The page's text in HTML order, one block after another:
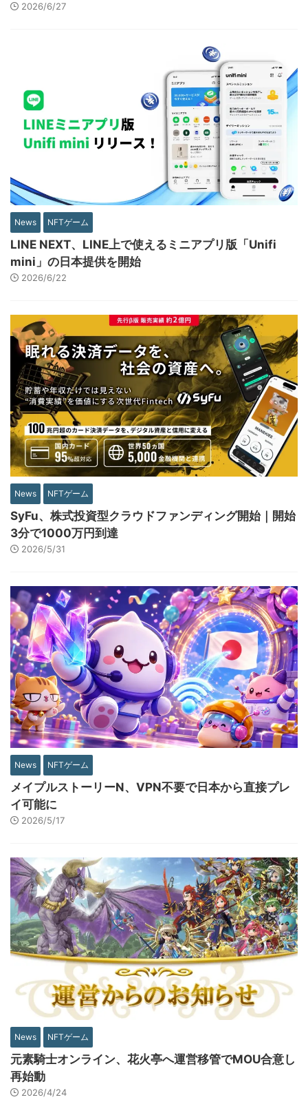
2026/6/27
News NFTゲーム
LINE NEXT、LINE上で使えるミニアプリ版「Unifi
mini」の日本提供を開始
2026/6/22
News NFTゲーム
SyFu、株式投資型クラウドファンディング開始｜開始
3分で1000万円到達
2026/5/31
News NFTゲーム
メイプルストーリーN、VPN不要で日本から直接プレ
イ可能に
2026/5/17
News NFTゲーム
元素騎士オンライン、花火亭へ運営移管でMOU合意し
再始動
2026/4/24